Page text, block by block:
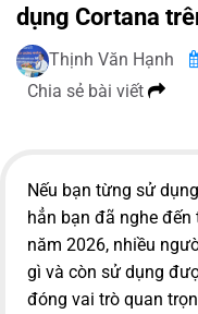
dụng Cortana
Thịnh Văn Hạnh
Chia sẻ bài viết
Nếu bạn từng sử
hẳn bạn đã nghe đến
năm 2026, nhiều
gì và còn sử dụng
đóng vai trò quan